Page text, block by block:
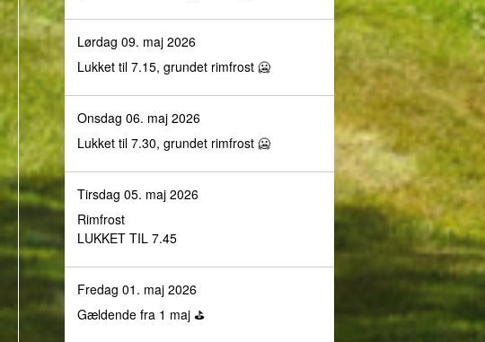
Lørdag 09. maj 2026
Lukket til 7.15, grundet rimfrost 🥶
Onsdag 06. maj 2026
Lukket til 7.30, grundet rimfrost 🥶
Tirsdag 05. maj 2026
Rimfrost
LUKKET TIL 7.45
Fredag 01. maj 2026
Gældende fra 1 maj ⛳️